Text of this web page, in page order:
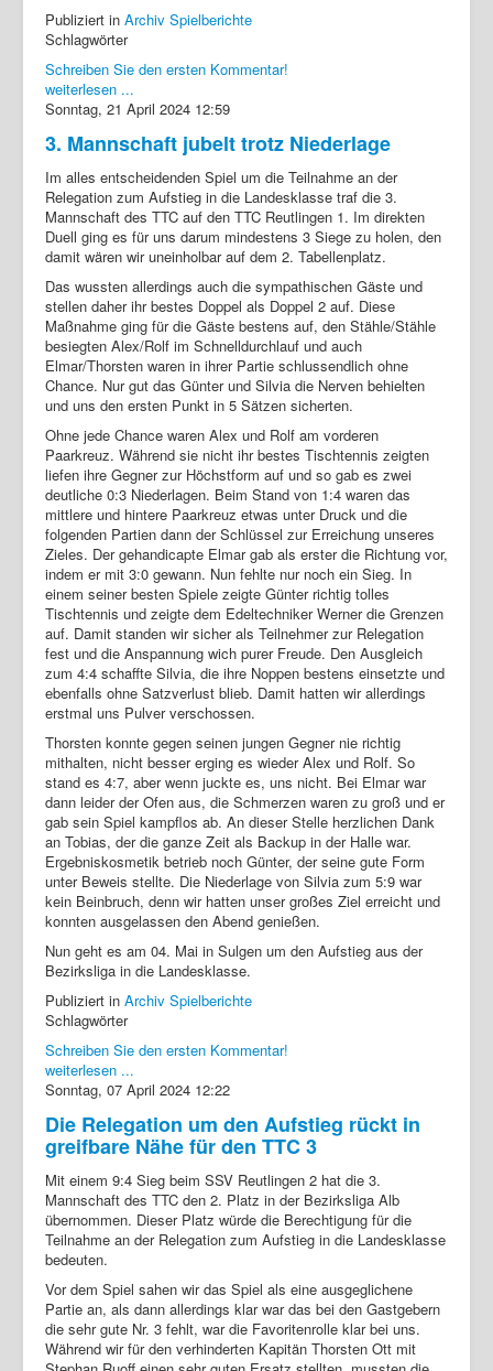
Publiziert in Archiv Spielberichte
Schlagwörter
Schreiben Sie den ersten Kommentar!
weiterlesen ...
Sonntag, 21 April 2024 12:59
3. Mannschaft jubelt trotz Niederlage
Im alles entscheidenden Spiel um die Teilnahme an der
Relegation zum Aufstieg in die Landesklasse traf die 3.
Mannschaft des TTC auf den TTC Reutlingen 1. Im direkten
Duell ging es für uns darum mindestens 3 Siege zu holen, den
damit wären wir uneinholbar auf dem 2. Tabellenplatz.
Das wussten allerdings auch die sympathischen Gäste und
stellen daher ihr bestes Doppel als Doppel 2 auf. Diese
Maßnahme ging für die Gäste bestens auf, den Stähle/Stähle
besiegten Alex/Rolf im Schnelldurchlauf und auch
Elmar/Thorsten waren in ihrer Partie schlussendlich ohne
Chance. Nur gut das Günter und Silvia die Nerven behielten
und uns den ersten Punkt in 5 Sätzen sicherten.
Ohne jede Chance waren Alex und Rolf am vorderen
Paarkreuz. Während sie nicht ihr bestes Tischtennis zeigten
liefen ihre Gegner zur Höchstform auf und so gab es zwei
deutliche 0:3 Niederlagen. Beim Stand von 1:4 waren das
mittlere und hintere Paarkreuz etwas unter Druck und die
folgenden Partien dann der Schlüssel zur Erreichung unseres
Zieles. Der gehandicapte Elmar gab als erster die Richtung vor,
indem er mit 3:0 gewann. Nun fehlte nur noch ein Sieg. In
einem seiner besten Spiele zeigte Günter richtig tolles
Tischtennis und zeigte dem Edeltechniker Werner die Grenzen
auf. Damit standen wir sicher als Teilnehmer zur Relegation
fest und die Anspannung wich purer Freude. Den Ausgleich
zum 4:4 schaffte Silvia, die ihre Noppen bestens einsetzte und
ebenfalls ohne Satzverlust blieb. Damit hatten wir allerdings
erstmal uns Pulver verschossen.
Thorsten konnte gegen seinen jungen Gegner nie richtig
mithalten, nicht besser erging es wieder Alex und Rolf. So
stand es 4:7, aber wenn juckte es, uns nicht. Bei Elmar war
dann leider der Ofen aus, die Schmerzen waren zu groß und er
gab sein Spiel kampflos ab. An dieser Stelle herzlichen Dank
an Tobias, der die ganze Zeit als Backup in der Halle war.
Ergebniskosmetik betrieb noch Günter, der seine gute Form
unter Beweis stellte. Die Niederlage von Silvia zum 5:9 war
kein Beinbruch, denn wir hatten unser großes Ziel erreicht und
konnten ausgelassen den Abend genießen.
Nun geht es am 04. Mai in Sulgen um den Aufstieg aus der
Bezirksliga in die Landesklasse.
Publiziert in Archiv Spielberichte
Schlagwörter
Schreiben Sie den ersten Kommentar!
weiterlesen ...
Sonntag, 07 April 2024 12:22
Die Relegation um den Aufstieg rückt in
greifbare Nähe für den TTC 3
Mit einem 9:4 Sieg beim SSV Reutlingen 2 hat die 3.
Mannschaft des TTC den 2. Platz in der Bezirksliga Alb
übernommen. Dieser Platz würde die Berechtigung für die
Teilnahme an der Relegation zum Aufstieg in die Landesklasse
bedeuten.
Vor dem Spiel sahen wir das Spiel als eine ausgeglichene
Partie an, als dann allerdings klar war das bei den Gastgebern
die sehr gute Nr. 3 fehlt, war die Favoritenrolle klar bei uns.
Während wir für den verhinderten Kapitän Thorsten Ott mit